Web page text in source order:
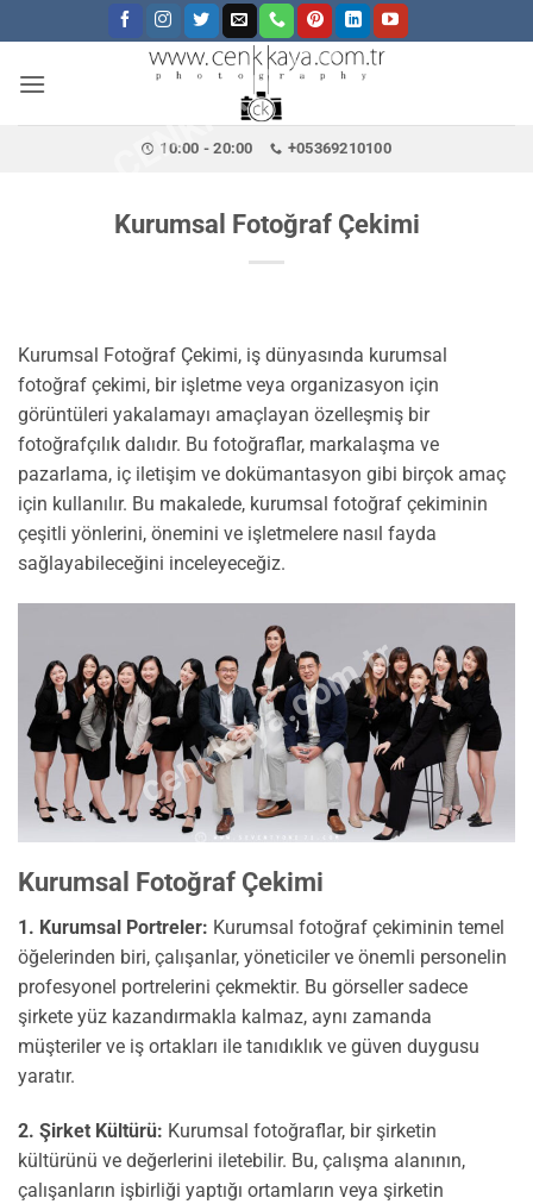
atla
CENKKAYA.COM.TR
10:00 - 20:00 +05369210100
Kurumsal Fotoğraf Çekimi
Kurumsal Fotoğraf Çekimi, iş dünyasında kurumsal
fotoğraf çekimi, bir işletme veya organizasyon için
görüntüleri yakalamayı amaçlayan özelleşmiş bir
fotoğrafçılık dalıdır. Bu fotoğraflar, markalaşma ve
pazarlama, iç iletişim ve dokümantasyon gibi birçok amaç
için kullanılır. Bu makalede, kurumsal fotoğraf çekiminin
çeşitli yönlerini, önemini ve işletmelere nasıl fayda
sağlayabileceğini inceleyeceğiz.
cenkkaya.com.tr
Kurumsal Fotoğraf Çekimi
1. Kurumsal Portreler: Kurumsal fotoğraf çekiminin temel
öğelerinden biri, çalışanlar, yöneticiler ve önemli personelin
profesyonel portrelerini çekmektir. Bu görseller sadece
şirkete yüz kazandırmakla kalmaz, aynı zamanda
müşteriler ve iş ortakları ile tanıdıklık ve güven duygusu
yaratır.
2. Şirket Kültürü: Kurumsal fotoğraflar, bir şirketin
kültürünü ve değerlerini iletebilir. Bu, çalışma alanının,
çalışanların işbirliği yaptığı ortamların veya şirketin